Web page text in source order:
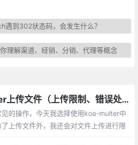
遇到302状态码，会发生什么？
理解渠道、经销、分销、代理等概念
Koa使用koa-multer上传文件（上传限制、错误处理）
见的操作，今天我选择使用koa-multer中
上传文件外，我还会对文件上传进行限